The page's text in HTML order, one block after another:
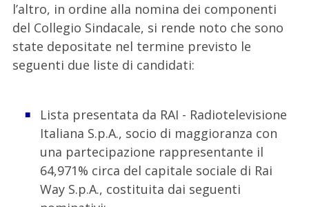
l’altro, in ordine alla nomina dei componenti
del Collegio Sindacale, si rende noto che sono
state depositate nel termine previsto le
seguenti due liste di candidati:
Lista presentata da RAI - Radiotelevisione
Italiana S.p.A., socio di maggioranza con
una partecipazione rappresentante il
64,971% circa del capitale sociale di Rai
Way S.p.A., costituita dai seguenti